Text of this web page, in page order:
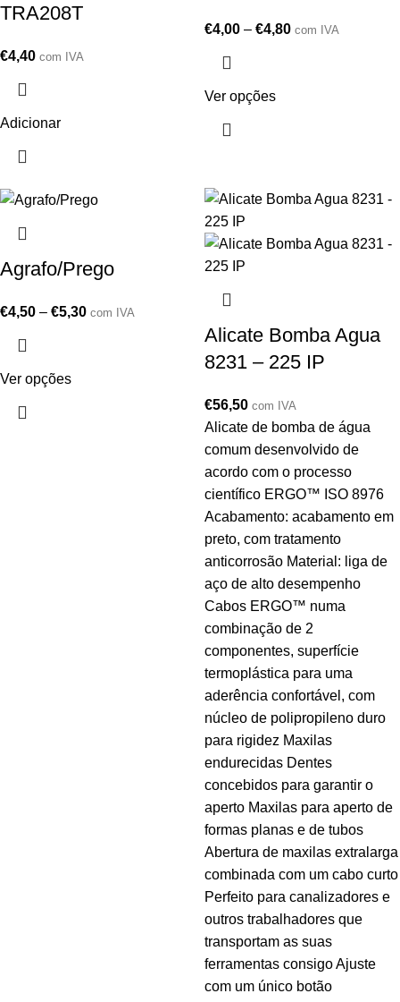
TRA208T
€4,40 com IVA
Adicionar
€4,00 – €4,80 com IVA
Ver opções
Agrafo/Prego
€4,50 – €5,30 com IVA
Ver opções
Alicate Bomba Agua
8231 – 225 IP
€56,50 com IVA
Alicate de bomba de água
comum desenvolvido de
acordo com o processo
científico ERGO™ ISO 8976
Acabamento: acabamento em
preto, com tratamento
anticorrosão Material: liga de
aço de alto desempenho
Cabos ERGO™ numa
combinação de 2
componentes, superfície
termoplástica para uma
aderência confortável, com
núcleo de polipropileno duro
para rigidez Maxilas
endurecidas Dentes
concebidos para garantir o
aperto Maxilas para aperto de
formas planas e de tubos
Abertura de maxilas extralarga
combinada com um cabo curto
Perfeito para canalizadores e
outros trabalhadores que
transportam as suas
ferramentas consigo Ajuste
com um único botão